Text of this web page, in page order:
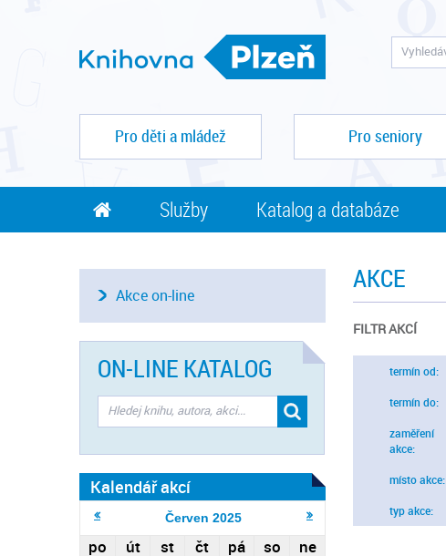
Pro děti a mládež Pro seniory
Služby Katalog a databáze
AKCE
FILTR AKCÍ
termín od:
termín do:
zaměření
akce:
místo akce:
typ akce:
Akce on-line
ON-LINE KATALOG
Kalendář akcí
Červen 2025
po út st čt pá so ne